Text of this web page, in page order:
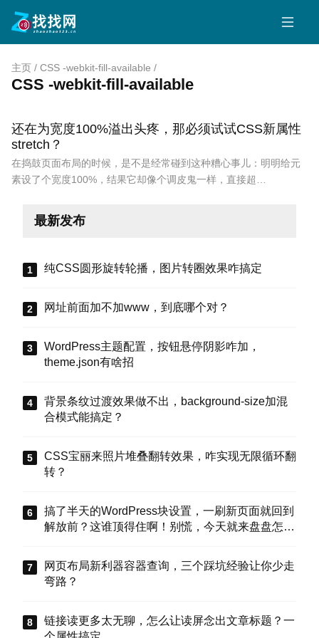
主页 / CSS -webkit-fill-available /
CSS -webkit-fill-available
还在为宽度100%溢出头疼，那必须试试CSS新属性
stretch？
在捣鼓页面布局的时候，是不是经常碰到这种糟心事儿：明明给元
素设了个宽度100%，结果它却像个调皮鬼一样，直接超…
最新发布
纯CSS圆形旋转轮播，图片转圈效果咋搞定
网址前面加不加www，到底哪个对？
WordPress主题配置，按钮悬停阴影咋加，
theme.json有啥招
背景条纹过渡效果做不出，background-size加混
合模式能搞定？
CSS宝丽来照片堆叠翻转效果，咋实现无限循环翻
转？
搞了半天的WordPress块设置，一刷新页面就回到
解放前？这谁顶得住啊！别慌，今天就来盘盘怎么
车”。
网页布局新利器容器查询，三个踩坑经验让你少走
弯路？
链接读更多太无聊，怎么让读屏念出文章标题？一